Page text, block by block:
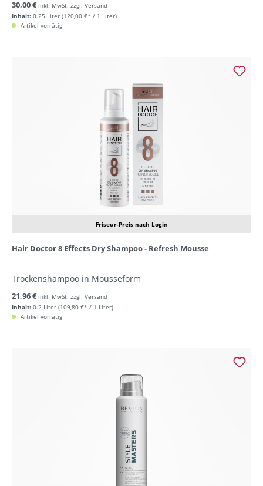
Inhalt: 0.25 Liter (120,00 €* / 1 Liter)
30,00 € inkl. MwSt. zzgl. Versand
Artikel vorrätig
Friseur-Preis nach Login
Hair Doctor 8 Effects Dry Shampoo - Refresh Mousse
Trockenshampoo in Mousseform
Inhalt: 0.2 Liter (109,80 €* / 1 Liter)
21,96 € inkl. MwSt. zzgl. Versand
Artikel vorrätig